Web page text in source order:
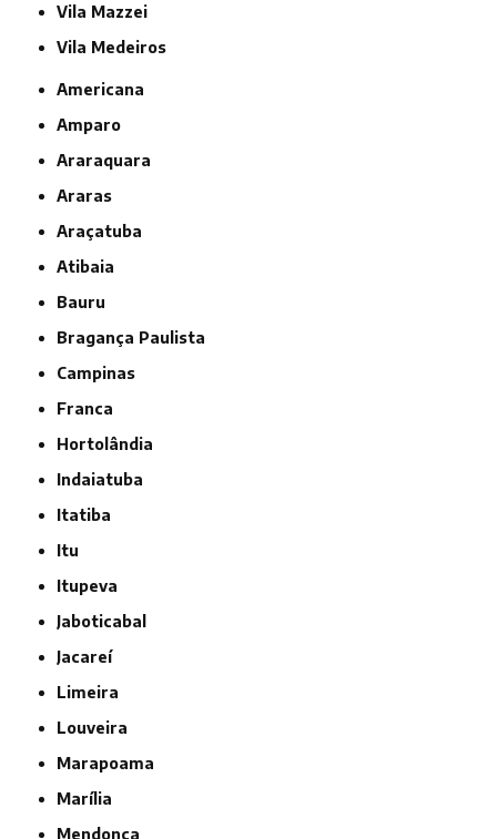
Vila Mazzei
Vila Medeiros
Americana
Amparo
Araraquara
Araras
Araçatuba
Atibaia
Bauru
Bragança Paulista
Campinas
Franca
Hortolândia
Indaiatuba
Itatiba
Itu
Itupeva
Jaboticabal
Jacareí
Limeira
Louveira
Marapoama
Marília
Mendonça